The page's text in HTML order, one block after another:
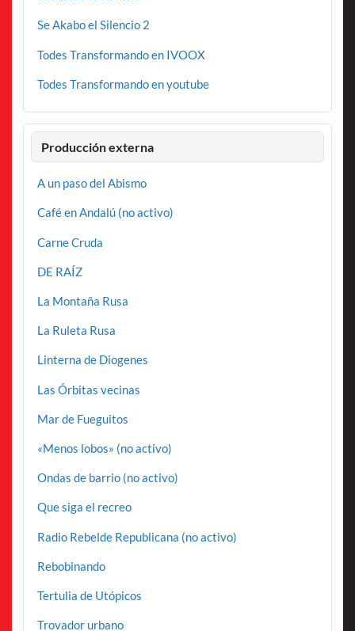
Se Akabo el Silencio 2
Todes Transformando en IVOOX
Todes Transformando en youtube
Producción externa
A un paso del Abismo
Café en Andalú (no activo)
Carne Cruda
DE RAÍZ
La Montaña Rusa
La Ruleta Rusa
Linterna de Diogenes
Las Órbitas vecinas
Mar de Fueguitos
«Menos lobos» (no activo)
Ondas de barrio (no activo)
Que siga el recreo
Radio Rebelde Republicana (no activo)
Rebobinando
Tertulia de Utópicos
Trovador urbano